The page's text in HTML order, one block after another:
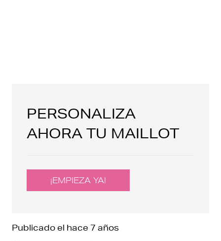
PERSONALIZA
AHORA TU MAILLOT
¡EMPIEZA YA!
Publicado el hace 7 años